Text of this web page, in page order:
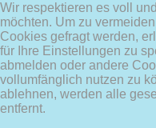
Wir respektieren es voll
möchten. Um zu
Cookies gefragt werden,
für Ihre Einstellungen zu
abmelden oder andere
vollumfänglich nutzen zu
ablehnen, werden alle
entfernt.